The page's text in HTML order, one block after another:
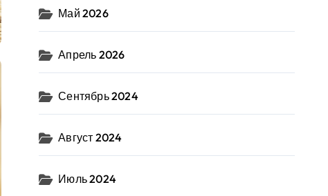
Май 2026
Апрель 2026
Сентябрь 2024
Август 2024
Июль 2024